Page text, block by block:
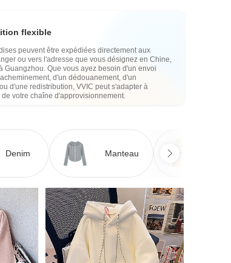
flexible
peuvent être expédiées directement aux
ou vers l'adresse que vous désignez en Chine,
Guangzhou. Que vous ayez besoin d'un envoi
d'un dédouanement, d'un
d'une redistribution, VVIC peut s'adapter à
de votre chaîne d'approvisionnement.
Denim Manteau